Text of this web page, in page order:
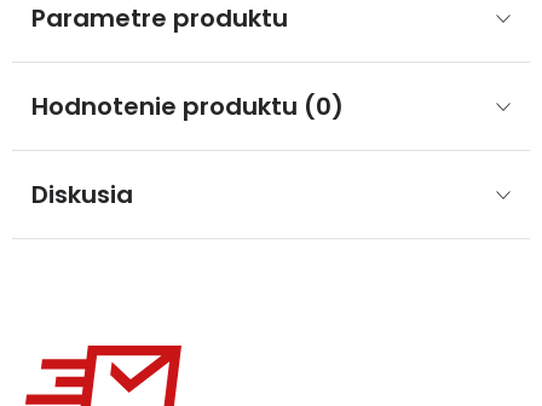
Parametre produktu
Hodnotenie produktu (0)
Diskusia